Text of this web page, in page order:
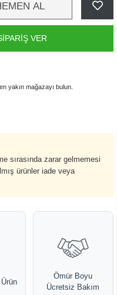
AL
VER
yakın mağazayı bulun.
sırasında zarar gelmemesi
ürünler iade veya
Ömür Boyu
Ücretsiz Bakım